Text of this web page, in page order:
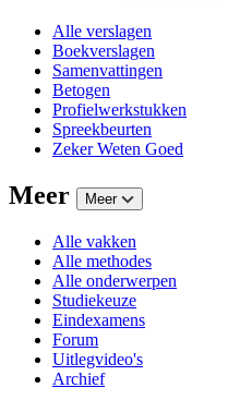
Alle verslagen
Boekverslagen
Samenvattingen
Betogen
Profielwerkstukken
Spreekbeurten
Zeker Weten Goed
Meer Meer
Alle vakken
Alle methodes
Alle onderwerpen
Studiekeuze
Eindexamens
Forum
Uitlegvideo's
Archief